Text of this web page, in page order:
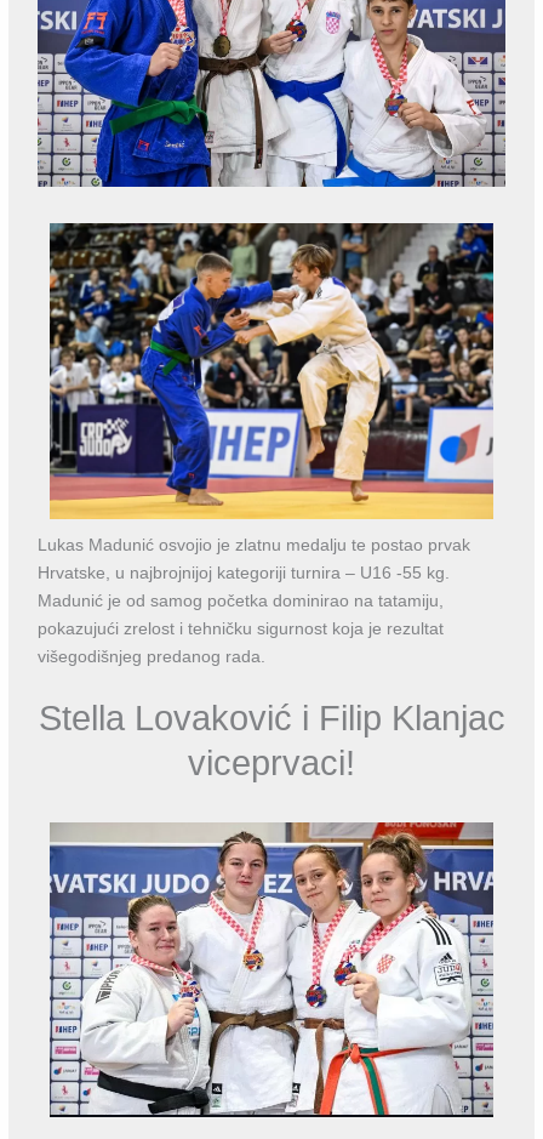
Lukas Madunić osvojio je zlatnu medalju te postao prvak
Hrvatske, u najbrojnijoj kategoriji turnira – U16 -55 kg.
Madunić je od samog početka dominirao na tatamiju,
pokazujući zrelost i tehničku sigurnost koja je rezultat
višegodišnjeg predanog rada.
Stella Lovaković i Filip Klanjac
viceprvaci!